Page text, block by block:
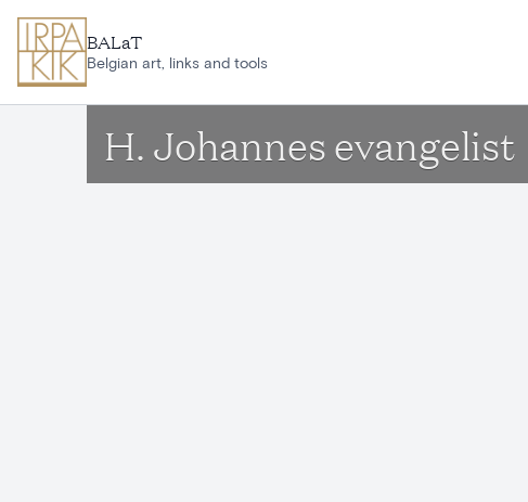
BALaT
Belgian art, links and tools
H. Johannes evangelist